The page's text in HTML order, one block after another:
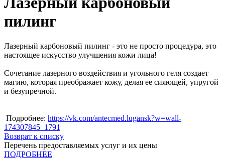
пилинг
Лазерный карбоновый пилинг - это не просто процедура, это
настоящее искусство улучшения кожи лица!
Сочетание лазерного воздействия и угольного геля создает
магию, которая преображает кожу, делая ее сияющей, упругой
и безупречной.
Подробнее: https://vk.com/antecmed.lugansk?w=wall-
174307845_1791
Возврат к списку
Перечень предоставляемых услуг и их цены
ПОДРОБНЕЕ